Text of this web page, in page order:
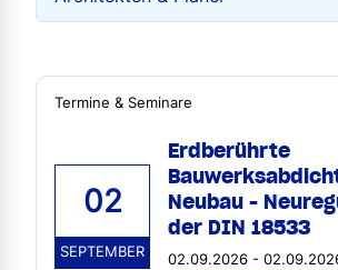
Termine & Seminare
02
SEPTEMBER
Erdberührte
Neubau -
der DIN 18533
02.09.2026 -